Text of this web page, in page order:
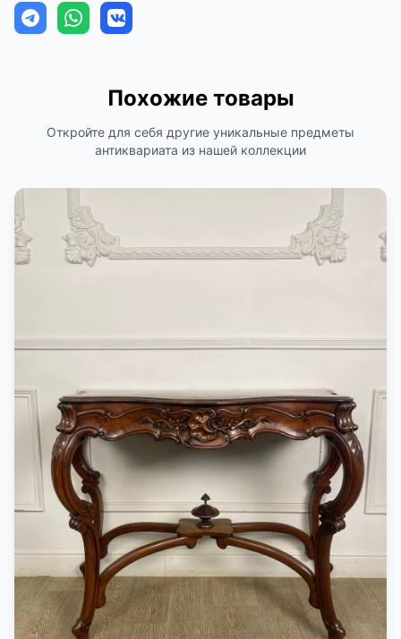
Похожие товары
Откройте для себя другие уникальные предметы
антиквариата из нашей коллекции